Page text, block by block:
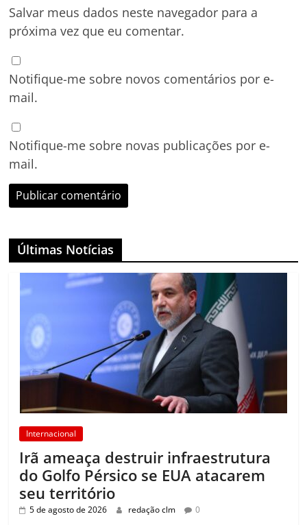
Salvar meus dados neste navegador para a
próxima vez que eu comentar.
Notifique-me sobre novos comentários por e-
mail.
Notifique-me sobre novas publicações por e-
mail.
Últimas Notícias
Internacional
Irã ameaça destruir infraestrutura
do Golfo Pérsico se EUA atacarem
seu território
5 de agosto de 2026 redação clm 0